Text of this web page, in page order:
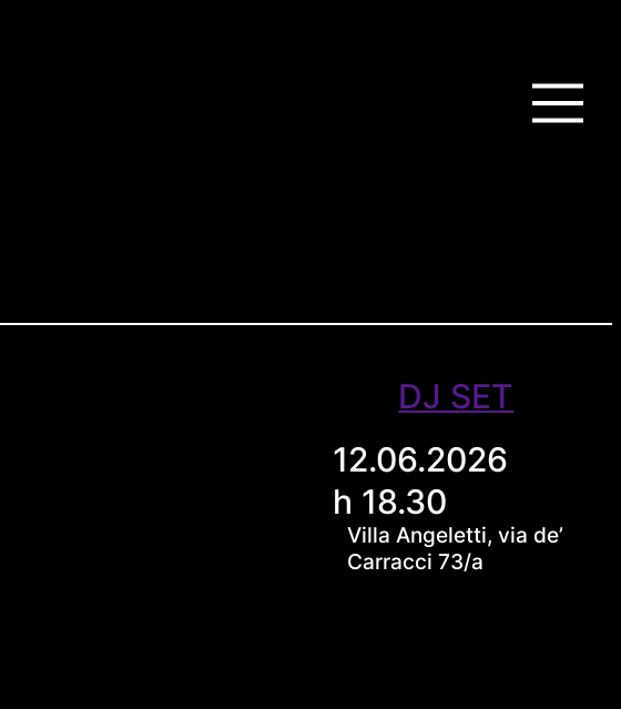
DJ SET
12.06.2026
h 18.30
Villa Angeletti, via de’
Carracci 73/a